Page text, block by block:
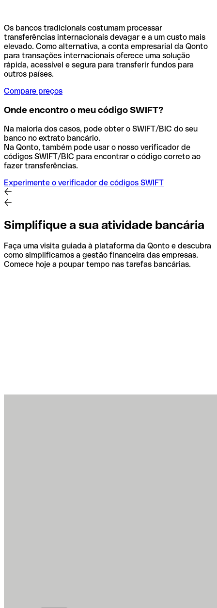
Os bancos tradicionais costumam processar
transferências internacionais devagar e a um custo mais
elevado. Como alternativa, a conta empresarial da Qonto
para transações internacionais oferece uma solução
rápida, acessível e segura para transferir fundos para
outros países.
Compare preços
Onde encontro o meu código SWIFT?
Na maioria dos casos, pode obter o SWIFT/BIC do seu
banco no extrato bancário.
Na Qonto, também pode usar o nosso verificador de
códigos SWIFT/BIC para encontrar o código correto ao
fazer transferências.
Experimente o verificador de códigos SWIFT
Simplifique a sua atividade bancária
Faça uma visita guiada à plataforma da Qonto e descubra
como simplificamos a gestão financeira das empresas.
Comece hoje a poupar tempo nas tarefas bancárias.